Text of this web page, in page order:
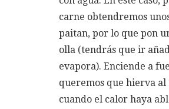
carne obtendremos
paitan, por lo que pon
olla (tendrás que ir
evapora). Enciende a
queremos que hierva al
cuando el calor haya